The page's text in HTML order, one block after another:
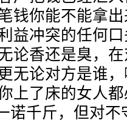
钱你能不能拿
益冲突的任何
论香还是臭，
无论对方是谁
你上了床的女
诺千斤，但对